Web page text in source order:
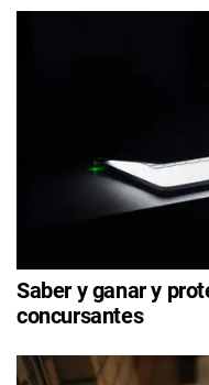
Saber y ganar y
concursantes